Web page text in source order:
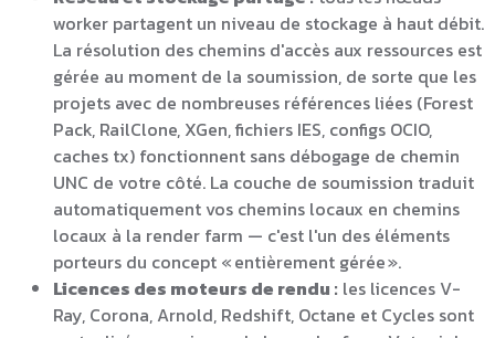
worker partagent un niveau de stockage à haut débit.
La résolution des chemins d'accès aux ressources est
gérée au moment de la soumission, de sorte que les
projets avec de nombreuses références liées (Forest
Pack, RailClone, XGen, fichiers IES, configs OCIO,
caches tx) fonctionnent sans débogage de chemin
UNC de votre côté. La couche de soumission traduit
automatiquement vos chemins locaux en chemins
locaux à la render farm — c'est l'un des éléments
porteurs du concept « entièrement gérée ».
Licences des moteurs de rendu : les licences V-
Ray, Corona, Arnold, Redshift, Octane et Cycles sont